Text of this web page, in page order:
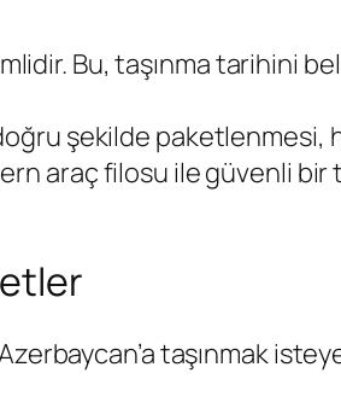
Bu, taşınma tarihini
şekilde paketlenmesi,
araç filosu ile güvenli bir
taşınmak